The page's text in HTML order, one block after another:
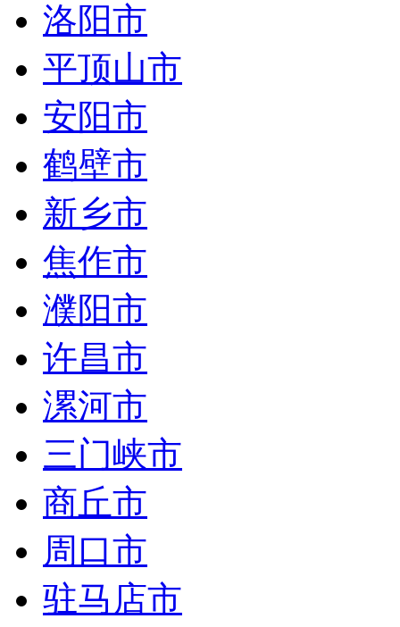
洛阳市
平顶山市
安阳市
鹤壁市
新乡市
焦作市
濮阳市
许昌市
漯河市
三门峡市
商丘市
周口市
驻马店市